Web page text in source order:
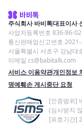
주식회사 바비톡대표이사
사업자등록번호 836-86-
통신판매업신고번호
서울특별시 서초구 강남대
이메일 cs@babitalk.com
서비스 이용약관개인정보
명예훼손 게시중단 요청
[인증범위]
(심사받지
[유효기간]